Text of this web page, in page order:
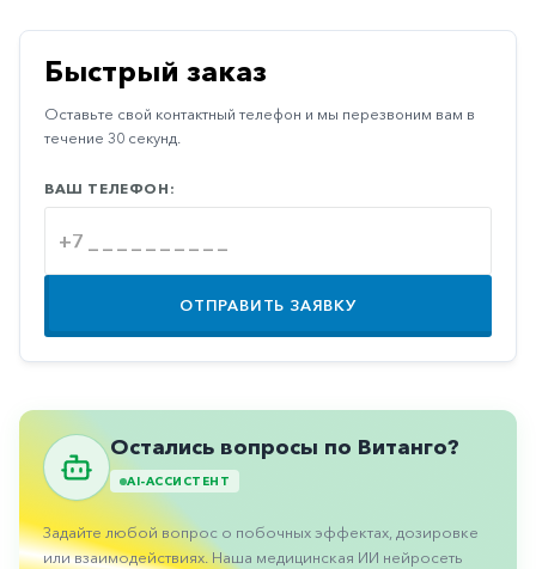
Офтальмология
Паркинсон
Противоаллергические
Противовоспалительные
Противогрибковые
Противоподагрические
Прочее
Пульмонология
Сердечные
Быстрый заказ
Оставьте свой контактный телефон и мы перезвоним вам в
течение 30 секунд.
ВАШ ТЕЛЕФОН:
ОТПРАВИТЬ ЗАЯВКУ
Остались вопросы по Витанго?
AI-АССИСТЕНТ
Задайте любой вопрос о побочных эффектах, дозировке
или взаимодействиях. Наша медицинская ИИ нейросеть